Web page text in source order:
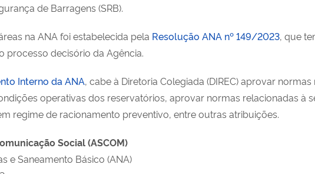
de Barragens (SRB).
na ANA foi estabelecida pela Resolução ANA nº 149/2023, que
processo decisório da Agência.
Interno da ANA, cabe à Diretoria Colegiada (DIREC) aprovar
operativas dos reservatórios, aprovar normas relacionadas à
regime de racionamento preventivo, entre outras atribuições.
Social (ASCOM)
e Saneamento Básico (ANA)